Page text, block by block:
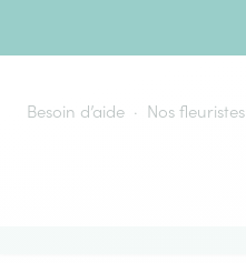
Besoin d’aide Nos fleuristes